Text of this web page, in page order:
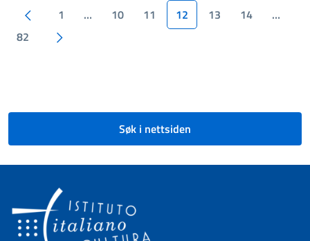
Paginering
Forrige side
1 … 10 11 12 13 14
…
82
Søk i nettsiden